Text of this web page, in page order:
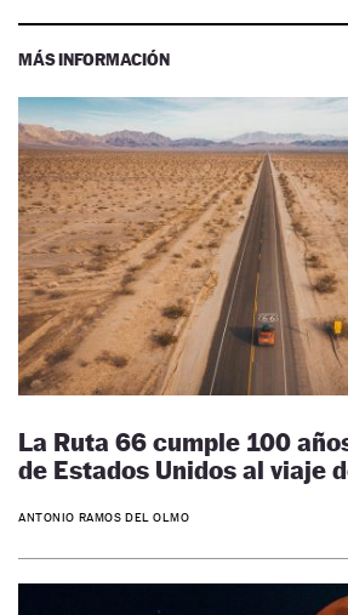
MÁS INFORMACIÓN
La Ruta 66 cumple 100
de Estados Unidos al viaje
ANTONIO RAMOS DEL OLMO